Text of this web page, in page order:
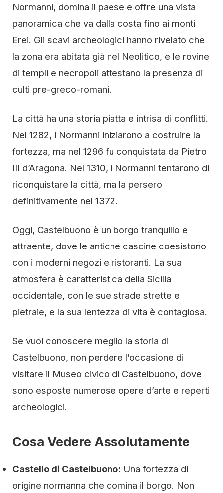
Normanni, domina il paese e offre una vista
panoramica che va dalla costa fino ai monti
Erei. Gli scavi archeologici hanno rivelato che
la zona era abitata già nel Neolitico, e le rovine
di templi e necropoli attestano la presenza di
culti pre-greco-romani.
La città ha una storia piatta e intrisa di conflitti.
Nel 1282, i Normanni iniziarono a costruire la
fortezza, ma nel 1296 fu conquistata da Pietro
III d’Aragona. Nel 1310, i Normanni tentarono di
riconquistare la città, ma la persero
definitivamente nel 1372.
Oggi, Castelbuono è un borgo tranquillo e
attraente, dove le antiche cascine coesistono
con i moderni negozi e ristoranti. La sua
atmosfera è caratteristica della Sicilia
occidentale, con le sue strade strette e
pietraie, e la sua lentezza di vita è contagiosa.
Se vuoi conoscere meglio la storia di
Castelbuono, non perdere l’occasione di
visitare il Museo civico di Castelbuono, dove
sono esposte numerose opere d’arte e reperti
archeologici.
Cosa Vedere Assolutamente
Castello di Castelbuono: Una fortezza di
origine normanna che domina il borgo. Non